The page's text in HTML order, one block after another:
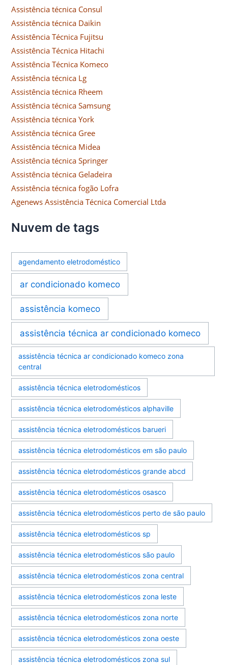
Assistência técnica Consul
Assistência técnica Daikin
Assistência Técnica Fujitsu
Assistência Técnica Hitachi
Assistência Técnica Komeco
Assistência técnica Lg
Assistência técnica Rheem
Assistência técnica Samsung
Assistência técnica York
Assistência técnica Gree
Assistência técnica Midea
Assistência técnica Springer
Assistência técnica Geladeira
Assistência técnica fogão Lofra
Agenews Assistência Técnica Comercial Ltda
Nuvem de tags
agendamento eletrodoméstico
ar condicionado komeco
assistência komeco
assistência técnica ar condicionado komeco
assistência técnica ar condicionado komeco zona
central
assistência técnica eletrodomésticos
assistência técnica eletrodomésticos alphaville
assistência técnica eletrodomésticos barueri
assistência técnica eletrodomésticos em são paulo
assistência técnica eletrodomésticos grande abcd
assistência técnica eletrodomésticos osasco
assistência técnica eletrodomésticos perto de são paulo
assistência técnica eletrodomésticos sp
assistência técnica eletrodomésticos são paulo
assistência técnica eletrodomésticos zona central
assistência técnica eletrodomésticos zona leste
assistência técnica eletrodomésticos zona norte
assistência técnica eletrodomésticos zona oeste
assistência técnica eletrodomésticos zona sul